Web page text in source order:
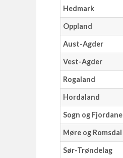
Hedmark
Oppland
Aust-Agder
Vest-Agder
Rogaland
Hordaland
Sogn og Fjordane
Møre og Romsdal
Sør-Trøndelag